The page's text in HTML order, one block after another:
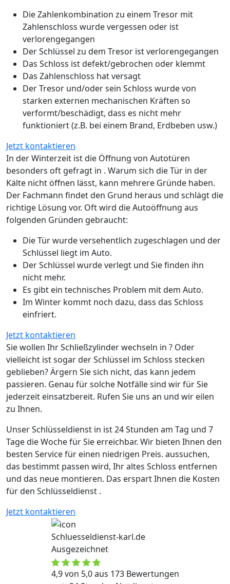
Die Zahlenkombination zu einem Tresor mit
Zahlenschloss wurde vergessen oder ist
verlorengegangen
Der Schlüssel zu dem Tresor ist verlorengegangen
Das Schloss ist defekt/gebrochen oder klemmt
Das Zahlenschloss hat versagt
Der Tresor und/oder sein Schloss wurde von
starken externen mechanischen Kräften so
verformt/beschädigt, dass es nicht mehr
funktioniert (z.B. bei einem Brand, Erdbeben usw.)
Jetzt kontaktieren
In der Winterzeit ist die Öffnung von Autotüren
besonders oft gefragt in . Warum sich die Tür in der
Kälte nicht öffnen lässt, kann mehrere Gründe haben.
Der Fachmann findet den Grund heraus und schlägt die
richtige Lösung vor. Oft wird die Autoöffnung aus
folgenden Gründen gebraucht:
Die Tür wurde versehentlich zugeschlagen und der
Schlüssel liegt im Auto.
Der Schlüssel wurde verlegt und Sie finden ihn
nicht mehr.
Es gibt ein technisches Problem mit dem Auto.
Im Winter kommt noch dazu, dass das Schloss
einfriert.
Jetzt kontaktieren
Sie wollen Ihr Schließzylinder wechseln in ? Oder
vielleicht ist sogar der Schlüssel im Schloss stecken
geblieben? Ärgern Sie sich nicht, das kann jedem
passieren. Genau für solche Notfälle sind wir für Sie
jederzeit einsatzbereit. Rufen Sie uns an und wir eilen
zu Ihnen.
Unser Schlüsseldienst in ist 24 Stunden am Tag und 7
Tage die Woche für Sie erreichbar. Wir bieten Ihnen den
besten Service für einen niedrigen Preis. aussuchen,
das bestimmt passen wird, Ihr altes Schloss entfernen
und das neue montieren. Das erspart Ihnen die Kosten
für den Schlüsseldienst .
Jetzt kontaktieren
Schluesseldienst-karl.de
Ausgezeichnet
4,9 von 5,0 aus 173 Bewertungen